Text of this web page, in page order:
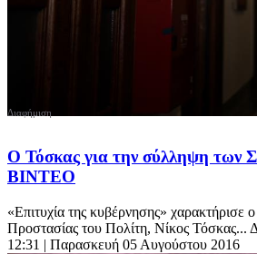
Ο Τόσκας για την σύλληψη των
ΒΙΝΤΕΟ
«Επιτυχία της κυβέρνησης» χαρακτήρισε
Προστασίας του Πολίτη, Νίκος
12:31 | Παρασκευή 05 Αυγούστου 2016